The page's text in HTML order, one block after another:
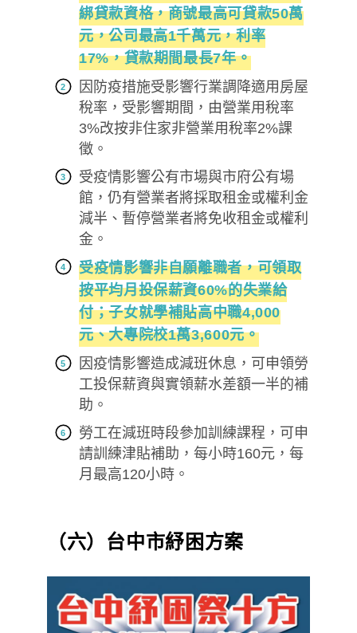
綁貸款資格，商號最高可貸款50萬
元，公司最高1千萬元，利率
17%，貸款期間最長7年。
因防疫措施受影響行業調降適用房屋
稅率，受影響期間，由營業用稅率
3%改按非住家非營業用稅率2%課
徵。
受疫情影響公有市場與市府公有場
館，仍有營業者將採取租金或權利金
減半、暫停營業者將免收租金或權利
金。
受疫情影響非自願離職者，可領取
按平均月投保薪資60%的失業給
付；子女就學補貼高中職4,000
元、大專院校1萬3,600元。
因疫情影響造成減班休息，可申領勞
工投保薪資與實領薪水差額一半的補
助。
勞工在減班時段參加訓練課程，可申
請訓練津貼補助，每小時160元，每
月最高120小時。
（六）台中市紓困方案